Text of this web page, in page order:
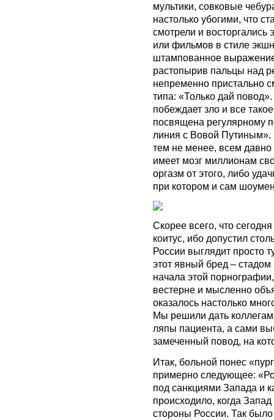
мультики, совковые
настолько убогими, что
смотрели и
или фильмов в стиле
штампованное
растопырив пальцы над
непременно пристально
типа: «Только дай
побеждает зло и все
посвящена регулярному
линия с Вовой Путиным».
тем не менее, всем
имеет мозг миллионам
оргазм от этого, либо
при котором и сам
Скорее всего, что
коитус, ибо допустил
России выглядит просто
этот явный бред –
начала этой
вестерне и мысленно
оказалось настолько
Мы решили дать
ляпы пациента, а сами
замеченный повод, на
Итак, больной понес
примерно следующее:
под санкциями Запада и
происходило, когда
стороны России. Так